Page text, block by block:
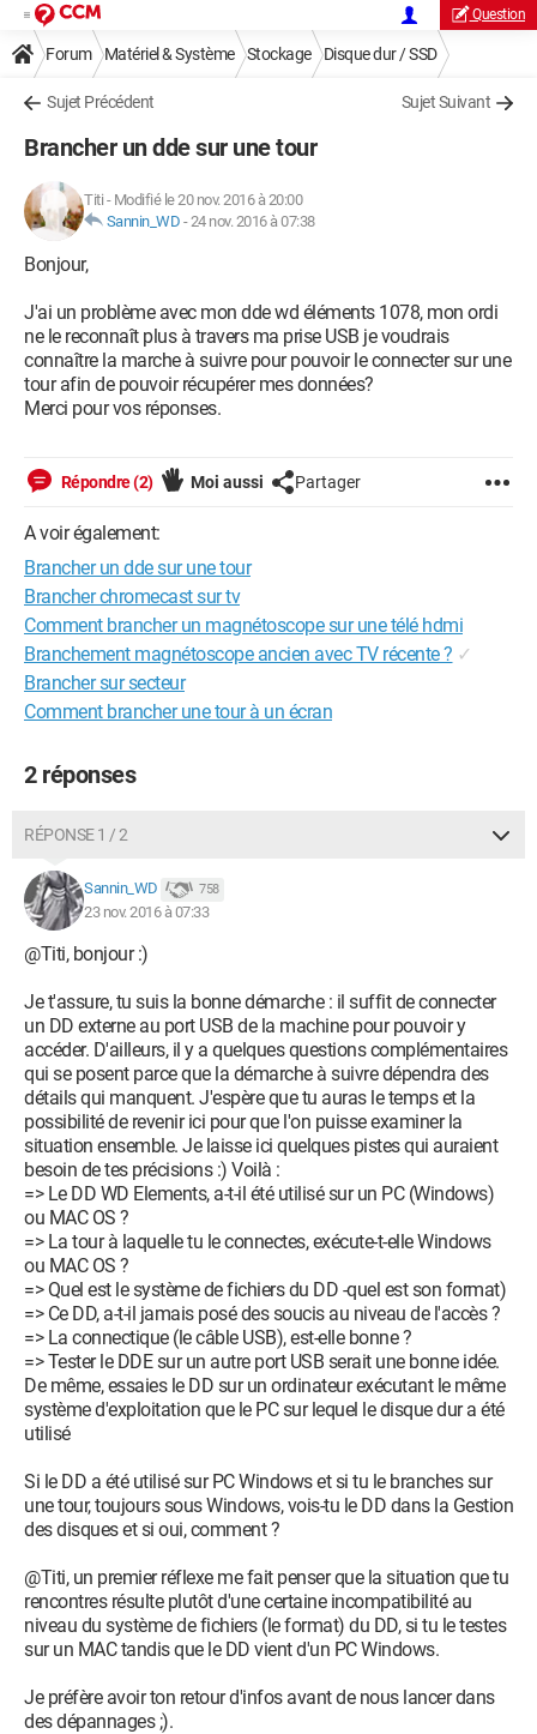
Question
Forum Matériel & Système Stockage Disque dur / SSD
Sujet Précédent Sujet Suivant
Brancher un dde sur une tour
Titi - Modifié le 20 nov. 2016 à 20:00
Sannin_WD -24 nov. 2016 à 07:38
Bonjour,
J'ai un problème avec mon dde wd éléments 1078, mon ordi
ne le reconnaît plus à travers ma prise USB je voudrais
connaître la marche à suivre pour pouvoir le connecter sur une
tour afin de pouvoir récupérer mes données?
Merci pour vos réponses.
Répondre (2) Moi aussi Partager
A voir également:
Brancher un dde sur une tour
Brancher chromecast sur tv
Comment brancher un magnétoscope sur une télé hdmi
Branchement magnétoscope ancien avec TV récente ? ✓
Brancher sur secteur
Comment brancher une tour à un écran
2 réponses
RÉPONSE 1 / 2
Sannin_WD 758
23 nov. 2016 à 07:33
@Titi, bonjour :)
Je t'assure, tu suis la bonne démarche : il suffit de connecter
un DD externe au port USB de la machine pour pouvoir y
accéder. D'ailleurs, il y a quelques questions complémentaires
qui se posent parce que la démarche à suivre dépendra des
détails qui manquent. J'espère que tu auras le temps et la
possibilité de revenir ici pour que l'on puisse examiner la
situation ensemble. Je laisse ici quelques pistes qui auraient
besoin de tes précisions :) Voilà :
=> Le DD WD Elements, a-t-il été utilisé sur un PC (Windows)
ou MAC OS ?
=> La tour à laquelle tu le connectes, exécute-t-elle Windows
ou MAC OS ?
=> Quel est le système de fichiers du DD -quel est son format)
=> Ce DD, a-t-il jamais posé des soucis au niveau de l'accès ?
=> La connectique (le câble USB), est-elle bonne ?
=> Tester le DDE sur un autre port USB serait une bonne idée.
De même, essaies le DD sur un ordinateur exécutant le même
système d'exploitation que le PC sur lequel le disque dur a été
utilisé
Si le DD a été utilisé sur PC Windows et si tu le branches sur
une tour, toujours sous Windows, vois-tu le DD dans la Gestion
des disques et si oui, comment ?
@Titi, un premier réflexe me fait penser que la situation que tu
rencontres résulte plutôt d'une certaine incompatibilité au
niveau du système de fichiers (le format) du DD, si tu le testes
sur un MAC tandis que le DD vient d'un PC Windows.
Je préfère avoir ton retour d'infos avant de nous lancer dans
des dépannages ;).